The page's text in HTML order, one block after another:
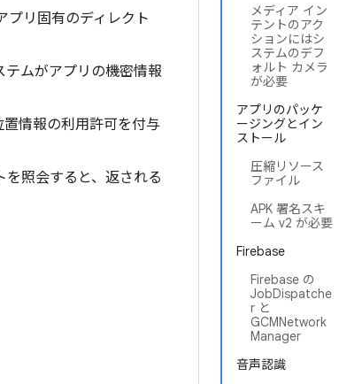
メディア イン
テントのアク
ションにはシ
ステムのデフ
ォルト カメラ
が必要
アプリのパッケ
ージングとイン
ストール
圧縮リソース
ファイル
APK 署名スキ
ーム v2 が必要
Firebase
Firebase の
JobDispatche
r と
GCMNetwork
Manager
音声認識
プリ固有のディレクト
テムがアプリの機密情報
情報の利用許可を付与
照会すると、返される